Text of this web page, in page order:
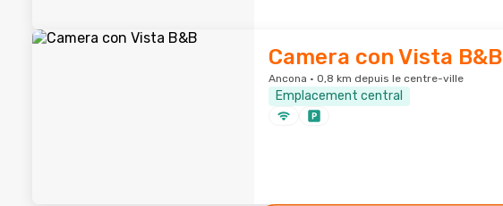
Camera con Vista B&B
Ancona · 0,8 km depuis le centre-ville
Emplacement central